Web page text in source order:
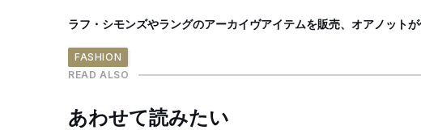
ラフ・シモンズやラングのアーカイヴアイテムを販売、オアノット
FASHION
READ ALSO
あわせて読みたい